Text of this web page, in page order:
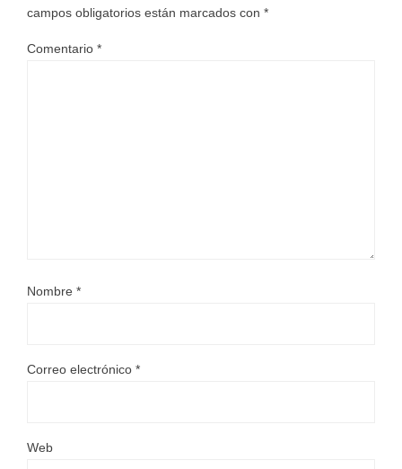
campos obligatorios están marcados con *
Comentario *
Nombre *
Correo electrónico *
Web